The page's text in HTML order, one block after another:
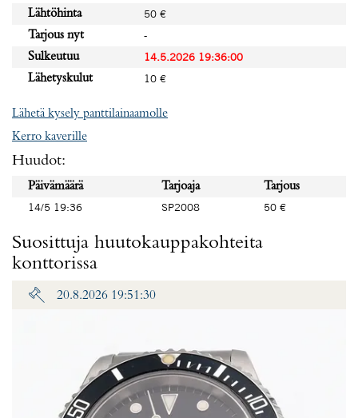
Lähtöhinta
50 €
Tarjous nyt
-
Sulkeutuu
14.5.2026 19:36:00
Lähetyskulut
10 €
Lähetä kysely panttilainaamolle
Kerro kaverille
Huudot:
Päivämäärä Tarjoaja
Tarjous
14/5 19:36
SP2008 50 €
Suosittuja huutokauppakohteita
konttorissa
20.8.2026 19:51:30